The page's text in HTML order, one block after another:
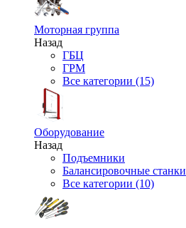
Моторная группа
Назад
ГБЦ
ГРМ
Все категории (15)
Оборудование
Назад
Подъемники
Балансировочные станки
Все категории (10)